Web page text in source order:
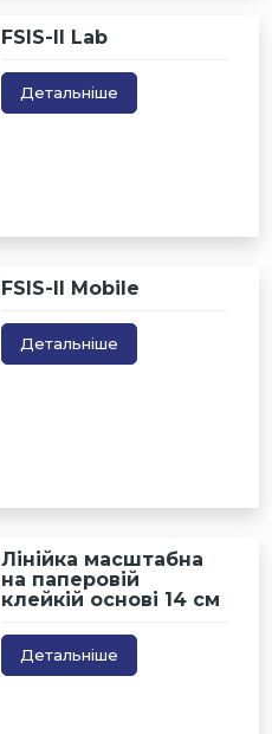
FSIS-II Lab
Детальніше
FSIS-II Mobile
Детальніше
Лінійка масштабна
на паперовій
клейкій основі 14 см
Детальніше